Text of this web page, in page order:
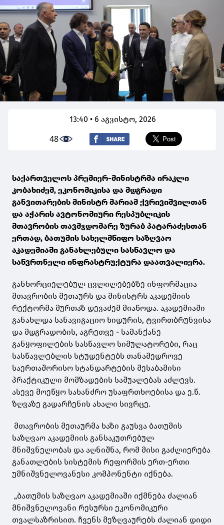
13:40 • 6 აგვისტო, 2026
48
საქართველოს პრემიერ-მინისტრმა ირაკლი
კობახიძემ, ეკონომიკისა და მდგრადი
განვითარების მინისტრ მარიამ ქვრივიშვილთან
და აჭარის ავტონომიური რესპუბლიკის
მთავრობის თავმჯდომარე ზურაბ პატარაძესთან
ერთად, ბათუმის სახელმწიფო საზღვაო
აკადემიაში განახლებული სასწავლო და
საწვრთნელი ინფრასტრუქტურა დაათვალიერა.
განხორციელებულ ცვლილებებზე ინფორმაცია
მთავრობის მეთაურს და მინისტრს აკადემიის
რექტორმა მურთაზ დევაძემ მიაწოდა. აკადემიაში
განახლდა სანავიგაციო ხიდურის, ტვირთბრუნვისა
და მდგრადობის, აგრეთვე - სამანქანე
განყოფილების სასწავლო სიმულატორები, რაც
სასწავლებლის სტუდენტებს თანამედროვე
საერთაშორისო სტანდარტების შესაბამისი
პრაქტიკული მომზადების საშუალებას აძლევს.
ასევე მოეწყო სახანძრო უსაფრთხოებისა და ე.წ.
ზღვაზე გადარჩენის ახალი სივრცე.
მთავრობის მეთაურმა ხაზი გაუსვა ბათუმის
საზღვაო აკადემიის განსაკუთრებულ
მნიშვნელობას და აღნიშნა, რომ მისი გაძლიერება
განათლების სისტემის რეფორმის ერთ-ერთი
უმნიშვნელოვანესი კომპონენტი იქნება.
„ბათუმის საზღვაო აკადემიაში იქმნება ძალიან
მნიშვნელოვანი რესურსი ეკონომიკური
თვალსაზრისით. ჩვენს მეზღვაურებს ძალიან დიდი